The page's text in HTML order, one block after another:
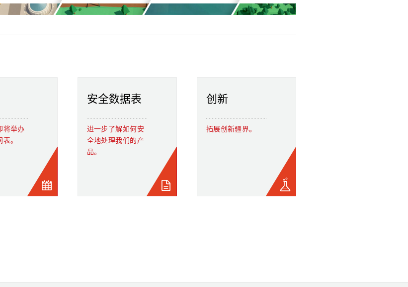
将举办
。
安全数据表
进一步了解如何安
全地处理我们的产
品。
创新
拓展创新疆界。